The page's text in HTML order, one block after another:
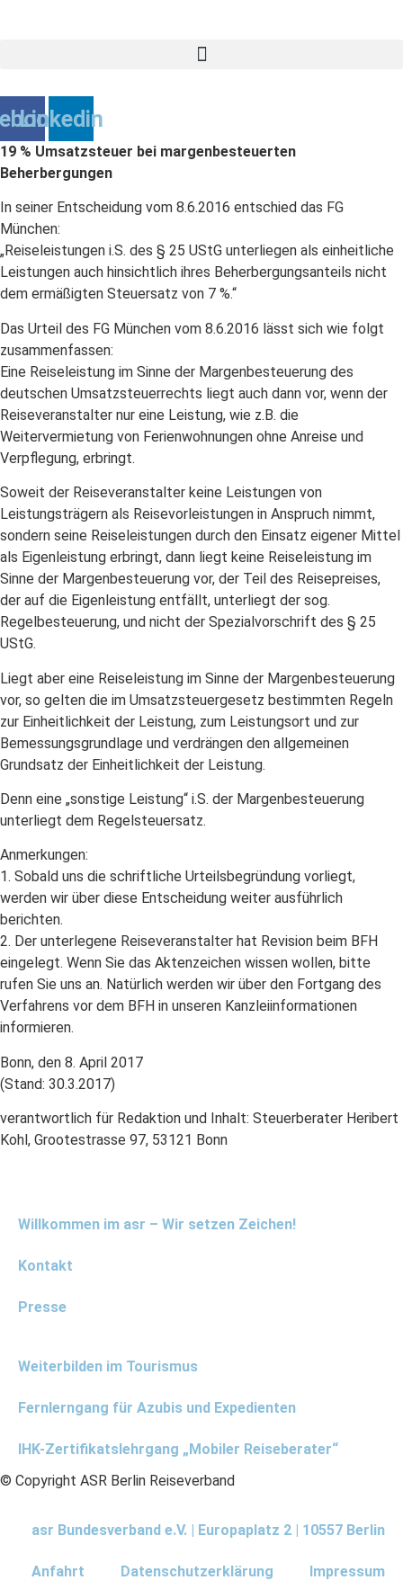
Linkedin
19 % Umsatzsteuer bei margenbesteuerten
Beherbergungen
In seiner Entscheidung vom 8.6.2016 entschied das FG
München:
„Reiseleistungen i.S. des § 25 UStG unterliegen als einheitliche
Leistungen auch hinsichtlich ihres Beherbergungsanteils nicht
dem ermäßigten Steuersatz von 7 %.“
Das Urteil des FG München vom 8.6.2016 lässt sich wie folgt
zusammenfassen:
Eine Reiseleistung im Sinne der Margenbesteuerung des
deutschen Umsatzsteuerrechts liegt auch dann vor, wenn der
Reiseveranstalter nur eine Leistung, wie z.B. die
Weitervermietung von Ferienwohnungen ohne Anreise und
Verpflegung, erbringt.
Soweit der Reiseveranstalter keine Leistungen von
Leistungsträgern als Reisevorleistungen in Anspruch nimmt,
sondern seine Reiseleistungen durch den Einsatz eigener Mittel
als Eigenleistung erbringt, dann liegt keine Reiseleistung im
Sinne der Margenbesteuerung vor, der Teil des Reisepreises,
der auf die Eigenleistung entfällt, unterliegt der sog.
Regelbesteuerung, und nicht der Spezialvorschrift des § 25
UStG.
Liegt aber eine Reiseleistung im Sinne der Margenbesteuerung
vor, so gelten die im Umsatzsteuergesetz bestimmten Regeln
zur Einheitlichkeit der Leistung, zum Leistungsort und zur
Bemessungsgrundlage und verdrängen den allgemeinen
Grundsatz der Einheitlichkeit der Leistung.
Denn eine „sonstige Leistung“ i.S. der Margenbesteuerung
unterliegt dem Regelsteuersatz.
Anmerkungen:
1. Sobald uns die schriftliche Urteilsbegründung vorliegt,
werden wir über diese Entscheidung weiter ausführlich
berichten.
2. Der unterlegene Reiseveranstalter hat Revision beim BFH
eingelegt. Wenn Sie das Aktenzeichen wissen wollen, bitte
rufen Sie uns an. Natürlich werden wir über den Fortgang des
Verfahrens vor dem BFH in unseren Kanzleiinformationen
informieren.
Bonn, den 8. April 2017
(Stand: 30.3.2017)
verantwortlich für Redaktion und Inhalt: Steuerberater Heribert
Kohl, Grootestrasse 97, 53121 Bonn
Willkommen im asr – Wir setzen Zeichen!
Kontakt
Presse
Weiterbilden im Tourismus
Fernlerngang für Azubis und Expedienten
IHK-Zertifikatslehrgang „Mobiler Reiseberater“
© Copyright ASR Berlin Reiseverband
asr Bundesverband e.V. | Europaplatz 2 | 10557 Berlin
Anfahrt Datenschutzerklärung Impressum